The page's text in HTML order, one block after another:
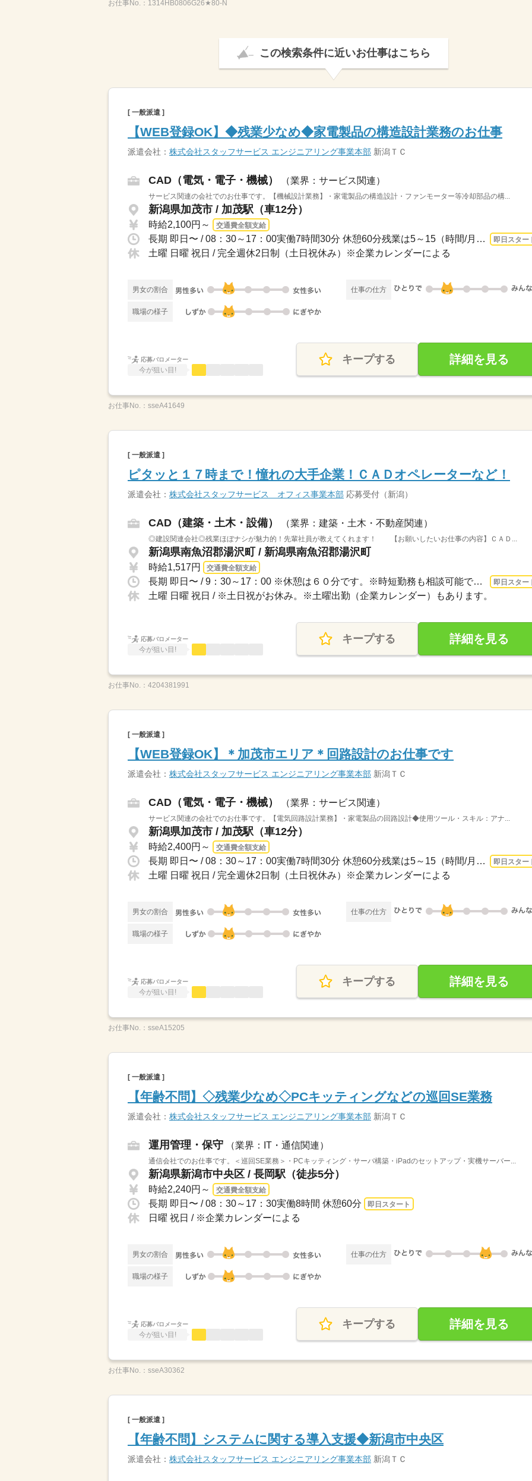
お仕事No.： 1314HB0806G26★80-N
この検索条件に近いお仕事はこちら
[ 一般派遣 ]
【WEB登録OK】◆残業少なめ◆家電製品の構造設計業務のお仕事
派遣会社： 株式会社スタッフサービス エンジニアリング事業本部 新潟ＴＣ
CAD（電気・電子・機械） （業界：サービス関連）
サービス関連の会社でのお仕事です。【機械設計業務】・家電製品の構造設計・ファンモーター等冷却部品の構...
新潟県加茂市 / 加茂駅（車12分）
時給2,100円～ 交通費全額支給
長期 即日〜 / 08：30～17：00実働7時間30分 休憩60分残業は5～15（時間/月）です。 即日スター
土曜 日曜 祝日 / 完全週休2日制（土日祝休み）※企業カレンダーによる
男女の割合 仕事の仕方
職場の様子
応募バロメーター
今が狙い目!
キープする 詳細を見る
お仕事No.： sseA41649
[ 一般派遣 ]
ピタッと１７時まで！憧れの大手企業！ＣＡＤオペレーターなど！
派遣会社： 株式会社スタッフサービス オフィス事業本部 応募受付（新潟）
CAD（建築・土木・設備） （業界：建築・土木・不動産関連）
◎建設関連会社◎残業ほぼナシが魅力的！先輩社員が教えてくれます！ 【お願いしたいお仕事の内容】ＣＡＤ...
新潟県南魚沼郡湯沢町 / 新潟県南魚沼郡湯沢町
時給1,517円 交通費全額支給
長期 即日〜 / 9：30～17：00 ※休憩は６０分です。※時短勤務も相談可能です。 即日スター
土曜 日曜 祝日 / ※土日祝がお休み。※土曜出勤（企業カレンダー）もあります。
応募バロメーター
今が狙い目!
キープする 詳細を見る
お仕事No.： 4204381991
[ 一般派遣 ]
【WEB登録OK】＊加茂市エリア＊回路設計のお仕事です
派遣会社： 株式会社スタッフサービス エンジニアリング事業本部 新潟ＴＣ
CAD（電気・電子・機械） （業界：サービス関連）
サービス関連の会社でのお仕事です。【電気回路設計業務】・家電製品の回路設計◆使用ツール・スキル：アナ...
新潟県加茂市 / 加茂駅（車12分）
時給2,400円～ 交通費全額支給
長期 即日〜 / 08：30～17：00実働7時間30分 休憩60分残業は5～15（時間/月）です。 即日スター
土曜 日曜 祝日 / 完全週休2日制（土日祝休み）※企業カレンダーによる
男女の割合 仕事の仕方
職場の様子
応募バロメーター
今が狙い目!
キープする 詳細を見る
お仕事No.： sseA15205
[ 一般派遣 ]
【年齢不問】◇残業少なめ◇PCキッティングなどの巡回SE業務
派遣会社： 株式会社スタッフサービス エンジニアリング事業本部 新潟ＴＣ
運用管理・保守 （業界：IT・通信関連）
通信会社でのお仕事です。＜巡回SE業務＞・PCキッティング・サーバ構築・iPadのセットアップ・実機サーバー...
新潟県新潟市中央区 / 長岡駅（徒歩5分）
時給2,240円～ 交通費全額支給
長期 即日〜 / 08：30～17：30実働8時間 休憩60分 即日スタート
日曜 祝日 / ※企業カレンダーによる
男女の割合 仕事の仕方
職場の様子
応募バロメーター
今が狙い目!
キープする 詳細を見る
お仕事No.： sseA30362
[ 一般派遣 ]
【年齢不問】システムに関する導入支援◆新潟市中央区
派遣会社： 株式会社スタッフサービス エンジニアリング事業本部 新潟ＴＣ